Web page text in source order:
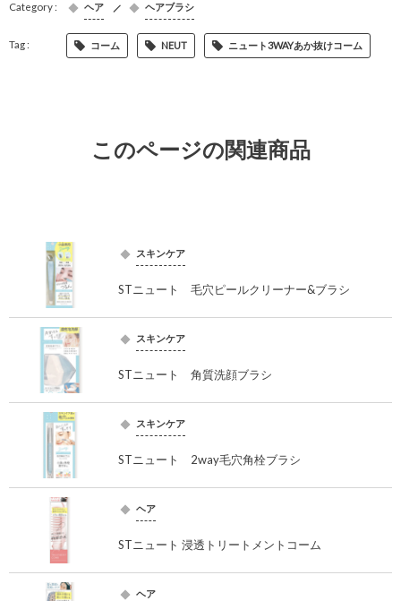
ヘア ヘアブラシ
コーム NEUT ニュート3WAYあか抜けコーム
このページの関連商品
スキンケア
STニュート 毛穴ピールクリーナー&ブラシ
スキンケア
STニュート 角質洗顔ブラシ
スキンケア
STニュート 2way毛穴角栓ブラシ
ヘア
STニュート 浸透トリートメントコーム
ヘア